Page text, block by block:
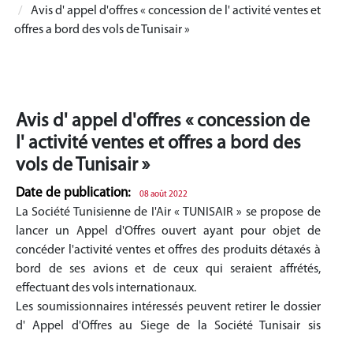
Avis d' appel d'offres « concession de l' activité ventes et
offres a bord des vols de Tunisair »
Avis d' appel d'offres « concession de
l' activité ventes et offres a bord des
vols de Tunisair »
Date de publication: 08 août 2022
La Société Tunisienne de I'Air « TUNISAIR » se propose de
lancer un Appel d'Offres ouvert ayant pour objet de
concéder l'activité ventes et offres des produits détaxés à
bord de ses avions et de ceux qui seraient affrétés,
effectuant des vols internationaux.
Les soumissionnaires intéressés peuvent retirer le dossier
d' Appel d'Offres au Siege de la Société Tunisair sis